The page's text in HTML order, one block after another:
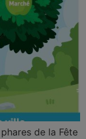
de la Fête